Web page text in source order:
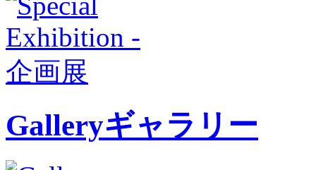
Galleryギャラリー